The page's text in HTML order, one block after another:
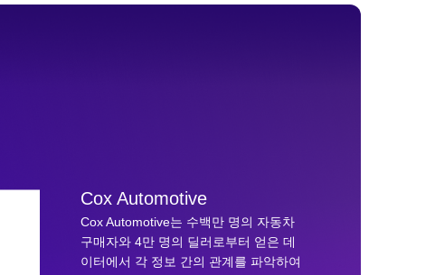
Cox Automotive
Cox Automotive는 수백만 명의 자동차
구매자와 4만 명의 딜러로부터 얻은 데
이터에서 각 정보 간의 관계를 파악하여